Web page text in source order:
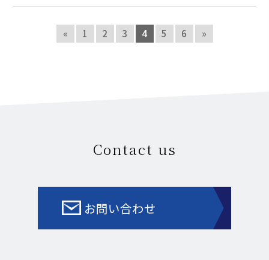
« 1 2 3 4 5 6 »
Contact us
お問い合わせ